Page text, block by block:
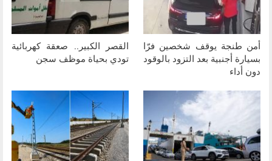
أمن طنجة يوقف شخصين فرّا
بسيارة أجنبية بعد التزود بالوقود
دون أداء
القصر الكبير.. صعقة كهربائية
تودي بحياة موظف سجن